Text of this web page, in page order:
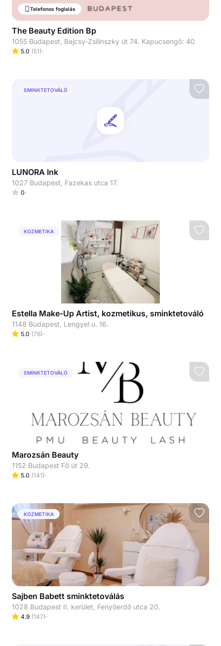
Telefonos foglalás
The Beauty Edition Bp
1055 Budapest, Bajcsy-Zsilinszky út 74. Kapucsengő: 40
5.0 (51)
SMINKTETOVÁLÓ
LUNORA Ink
1027 Budapest, Fazekas utca 17.
0
KOZMETIKA
Estella Make-Up Artist, kozmetikus, sminktetováló
1148 Budapest, Lengyel u. 16.
5.0 (76)
SMINKTETOVÁLÓ
Marozsán Beauty
1152 Budapest Fő út 29.
5.0 (141)
KOZMETIKA
Sajben Babett sminktetoválás
1028 Budapest II. kerület, Fenyőerdő utca 20.
4.9 (147)